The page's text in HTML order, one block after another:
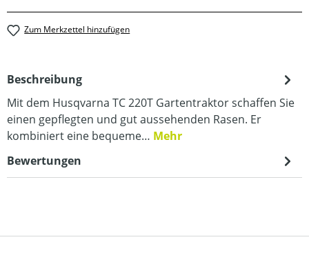
Zum Merkzettel hinzufügen
Beschreibung
Mit dem Husqvarna TC 220T Gartentraktor schaffen Sie
einen gepflegten und gut aussehenden Rasen. Er
kombiniert eine bequeme… Mehr
Bewertungen